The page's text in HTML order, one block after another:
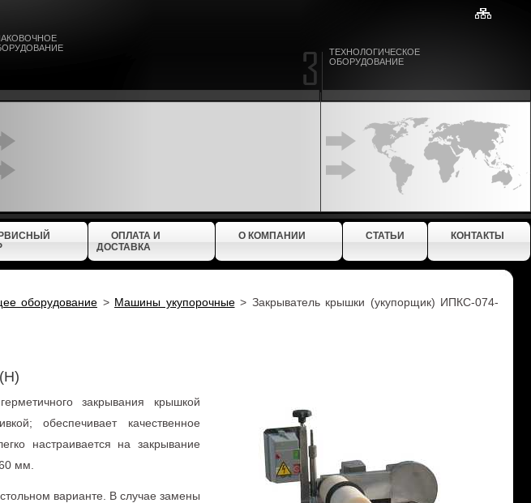
ТЕХНОЛОГИЧЕСКОЕ
ОБОРУДОВАНИЕ
ОПЛАТА И
ДОСТАВКА
О КОМПАНИИ СТАТЬИ КОНТАКТЫ
оборудование > Машины укупорочные> Закрыватель крышки (укупорщик) ИПКС-074-
закрывания крышкой
обеспечивает качественное
настраивается на закрывание
мм.
варианте. В случае замены